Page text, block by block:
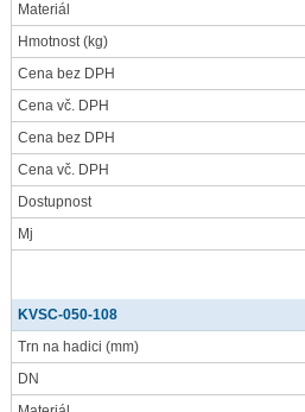
Materiál
Hmotnost(kg)
Cena bez DPH
Cena vč. DPH
Cena bez DPH
Cena vč. DPH
Dostupnost
Mj
KVSC-050-108
Trn na hadici (mm)
DN